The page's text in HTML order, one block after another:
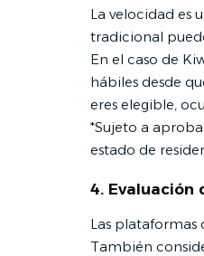
La velocidad es
tradicional
En el caso de
hábiles desde
eres elegible,
*Sujeto a
estado de
4. Evaluación
Las plataformas
También